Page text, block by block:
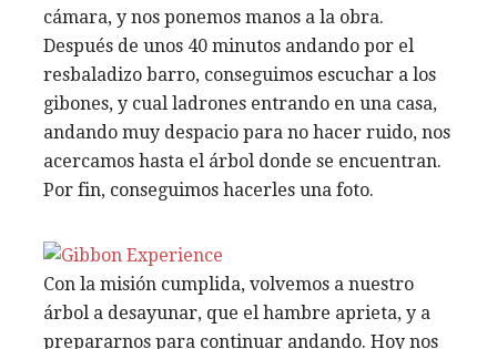
cámara, y nos ponemos manos a la obra.
Después de unos 40 minutos andando por el
resbaladizo barro, conseguimos escuchar a los
gibones, y cual ladrones entrando en una casa,
andando muy despacio para no hacer ruido, nos
acercamos hasta el árbol donde se encuentran.
Por fin, conseguimos hacerles una foto.
Con la misión cumplida, volvemos a nuestro
árbol a desayunar, que el hambre aprieta, y a
prepararnos para continuar andando. Hoy nos